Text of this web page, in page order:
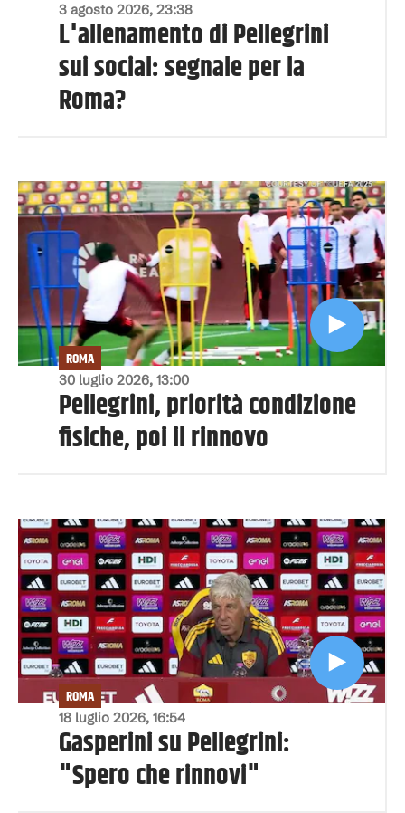
3 agosto 2026, 23:38
L'allenamento di Pellegrini
sui social: segnale per la
Roma?
30 luglio 2026, 13:00
ROMA
Pellegrini, priorità condizione
fisiche, poi il rinnovo
18 luglio 2026, 16:54
ROMA
Gasperini su Pellegrini:
"Spero che rinnovi"